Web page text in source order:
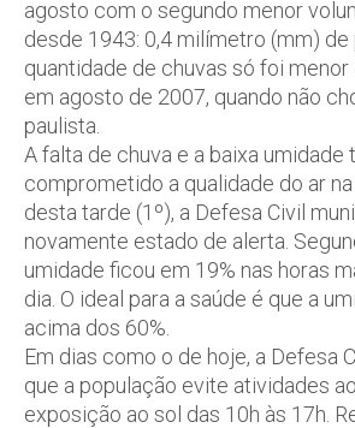
agosto com o segundo menor
desde 1943: 0,4 milímetro (mm)
quantidade de chuvas só foi menor
em agosto de 2007, quando não
paulista.
A falta de chuva e a baixa umidade
comprometido a qualidade do ar
desta tarde (1º), a Defesa Civil
novamente estado de alerta.
umidade ficou em 19% nas horas
dia. O ideal para a saúde é que a
acima dos 60%.
Em dias como o de hoje, a Defesa
que a população evite atividades
exposição ao sol das 10h às 17h.